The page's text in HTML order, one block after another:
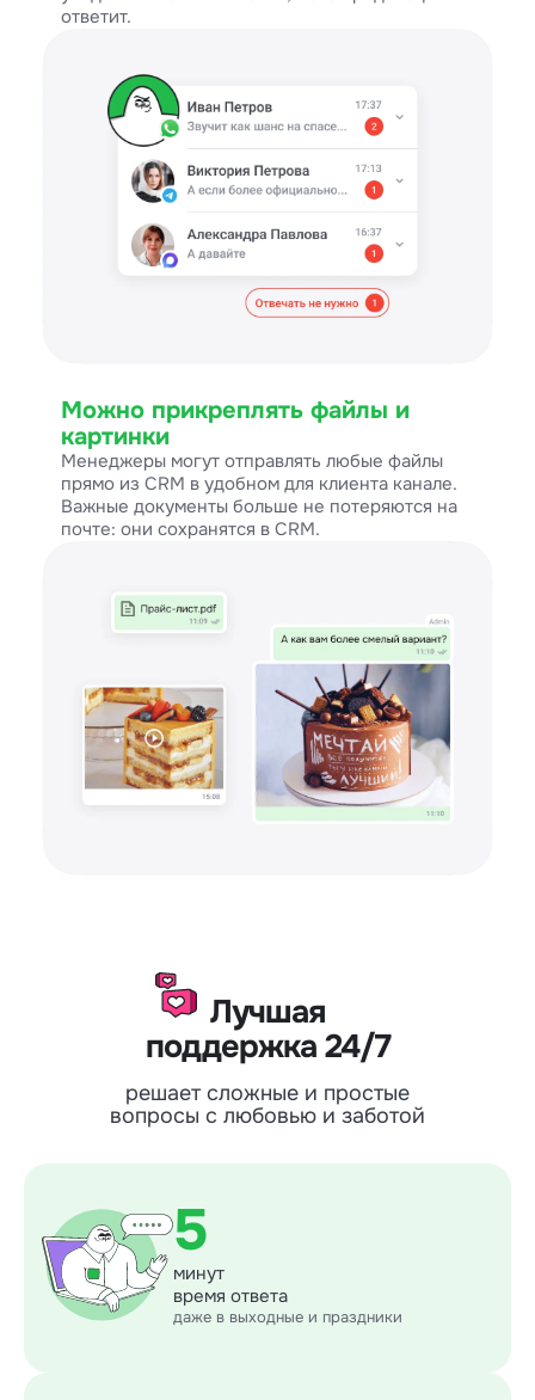
ответит.
Можно прикреплять файлы и
картинки
Менеджеры могут отправлять любые файлы
прямо из CRM в удобном для клиента канале.
Важные документы больше не потеряются на
почте: они сохранятся в CRM.
Лучшая
поддержка 24/7
решает сложные и простые
вопросы с любовью и заботой
5
минут
время ответа
даже в выходные и праздники